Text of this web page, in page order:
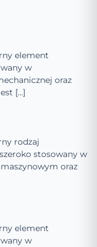
element
w
oraz
[…]
rodzaj
stosowany w
oraz
element
w